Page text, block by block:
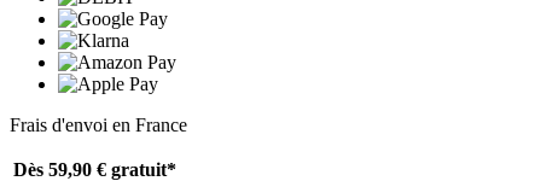
Frais d'envoi en France
Dès 59,90 € gratuit*